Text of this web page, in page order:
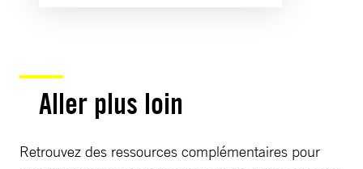
Aller plus loin
Retrouvez des ressources complémentaires pour